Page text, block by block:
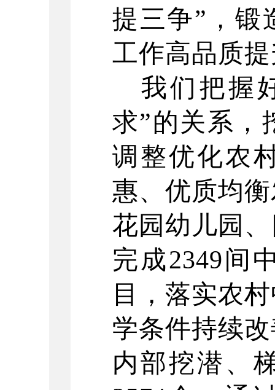
提三争”，锻
工作高品质
我们把握
求”的关系，
调整优化农
惠、优质均
花园幼儿园
完成2349间
目，落实农
学条件持续
内部挖潜、